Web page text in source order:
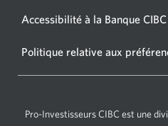
fenêtre
Accessibilité à la Banque CIBC
Politique relative aux
Pro-Investisseurs CIBC est une